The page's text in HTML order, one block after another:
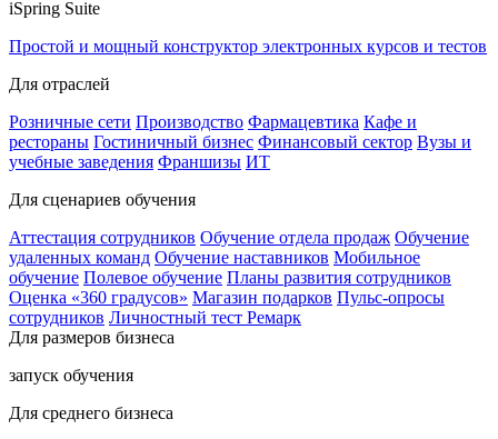
iSpring Suite
Простой и мощный конструктор электронных курсов и тестов
Для отраслей
Розничные сети Производство Фармацевтика Кафе и
рестораны Гостиничный бизнес Финансовый сектор Вузы и
учебные заведения Франшизы ИТ
Для сценариев обучения
Аттестация сотрудников Обучение отдела продаж Обучение
удаленных команд Обучение наставников Мобильное
обучение Полевое обучение Планы развития сотрудников
Оценка «360 градусов» Магазин подарков Пульс-опросы
сотрудников Личностный тест Ремарк
Для размеров бизнеса
запуск обучения
Для среднего бизнеса